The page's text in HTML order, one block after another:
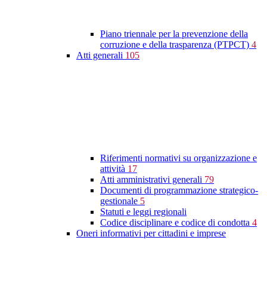
Piano triennale per la prevenzione della
corruzione e della trasparenza (PTPCT) 4
Atti generali 105
Riferimenti normativi su organizzazione e
attività 17
Atti amministrativi generali 79
Documenti di programmazione strategico-
gestionale 5
Statuti e leggi regionali
Codice disciplinare e codice di condotta 4
Oneri informativi per cittadini e imprese